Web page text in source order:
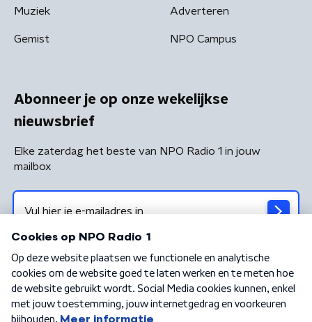
Muziek
Gemist
Adverteren
NPO Campus
Abonneer je op onze wekelijkse
nieuwsbrief
Elke zaterdag het beste van NPO Radio 1 in jouw
mailbox
Algemene voorwaarden